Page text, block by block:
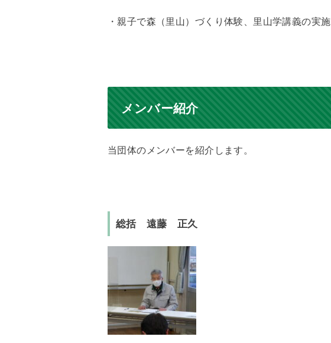
・親子で森（里山）づくり体験、里山学講義の実施
メンバー紹介
当団体のメンバーを紹介します。
総括 遠藤 正久